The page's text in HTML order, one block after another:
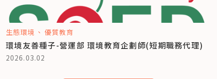
生態環境 優質教育
環境友善種子-營運部 環境教育企劃師(短期職務代理)
2026.03.02